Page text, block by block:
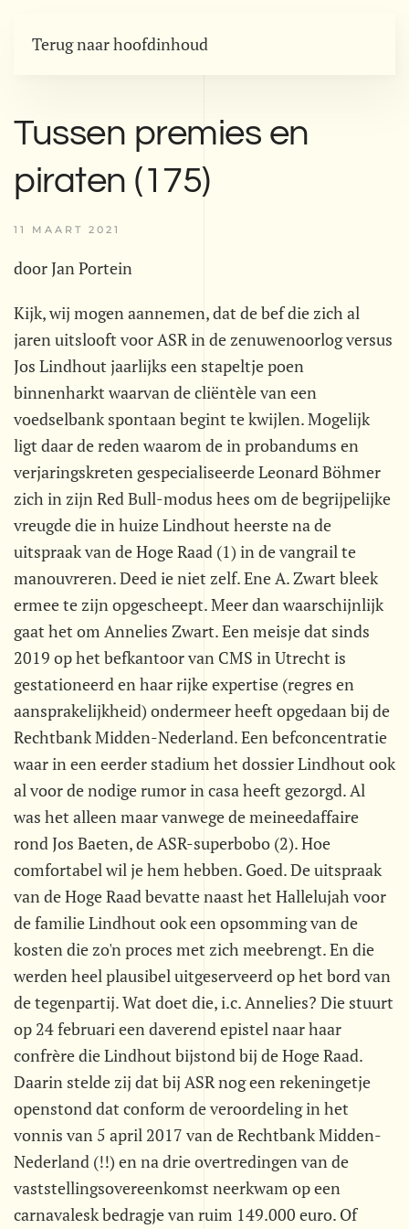
Terug naar hoofdinhoud
Tussen premies en
piraten (175)
11 MAART 2021
door Jan Portein
Kijk, wij mogen aannemen, dat de bef die zich al
jaren uitslooft voor ASR in de zenuwenoorlog versus
Jos Lindhout jaarlijks een stapeltje poen
binnenharkt waarvan de cliëntèle van een
voedselbank spontaan begint te kwijlen. Mogelijk
ligt daar de reden waarom de in probandums en
verjaringskreten gespecialiseerde Leonard Böhmer
zich in zijn Red Bull-modus hees om de begrijpelijke
vreugde die in huize Lindhout heerste na de
uitspraak van de Hoge Raad (1) in de vangrail te
manouvreren. Deed ie niet zelf. Ene A. Zwart bleek
ermee te zijn opgescheept. Meer dan waarschijnlijk
gaat het om Annelies Zwart. Een meisje dat sinds
2019 op het befkantoor van CMS in Utrecht is
gestationeerd en haar rijke expertise (regres en
aansprakelijkheid) ondermeer heeft opgedaan bij de
Rechtbank Midden-Nederland. Een befconcentratie
waar in een eerder stadium het dossier Lindhout ook
al voor de nodige rumor in casa heeft gezorgd. Al
was het alleen maar vanwege de meineedaffaire
rond Jos Baeten, de ASR-superbobo (2). Hoe
comfortabel wil je hem hebben. Goed. De uitspraak
van de Hoge Raad bevatte naast het Hallelujah voor
de familie Lindhout ook een opsomming van de
kosten die zo'n proces met zich meebrengt. En die
werden heel plausibel uitgeserveerd op het bord van
de tegenpartij. Wat doet die, i.c. Annelies? Die stuurt
op 24 februari een daverend epistel naar haar
confrère die Lindhout bijstond bij de Hoge Raad.
Daarin stelde zij dat bij ASR nog een rekeningetje
openstond dat conform de veroordeling in het
vonnis van 5 april 2017 van de Rechtbank Midden-
Nederland (!!) en na drie overtredingen van de
vaststellingsovereenkomst neerkwam op een
carnavalesk bedragje van ruim 149.000 euro. Of